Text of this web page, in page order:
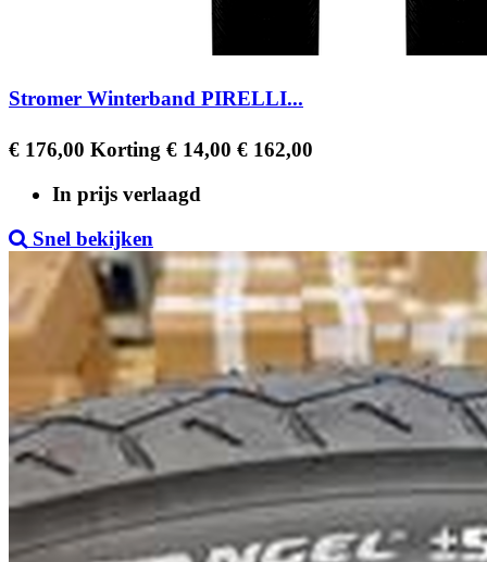
Stromer Winterband PIRELLI...
Regular
€ 176,00 Korting € 14,00 Prijs
€ 162,00
In prijs verlaagd
Snel bekijken